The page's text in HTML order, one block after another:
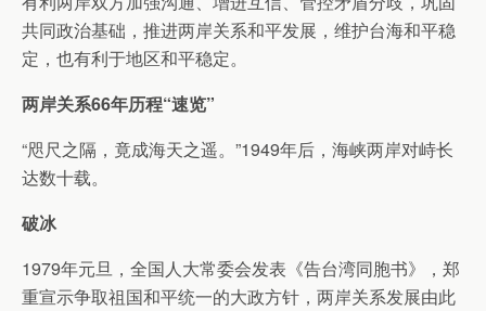
共同政治基础，推进两岸关系和平发展，维护台海和平稳
定，也有利于地区和平稳定。
两岸关系66年历程“速览”
“咫尺之隔，竟成海天之遥。”1949年后，海峡两岸对峙长
达数十载。
破冰
1979年元旦，全国人大常委会发表《告台湾同胞书》，郑
重宣示争取祖国和平统一的大政方针，两岸关系发展由此